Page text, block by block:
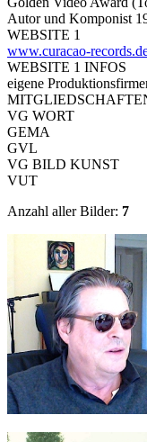
Autor und Komponist
WEBSITE 1
www.curacao-
WEBSITE 1 INFOS
eigene
VG WORT
GEMA
GVL
VG BILD KUNST
VUT
Anzahl aller Bilder: 7